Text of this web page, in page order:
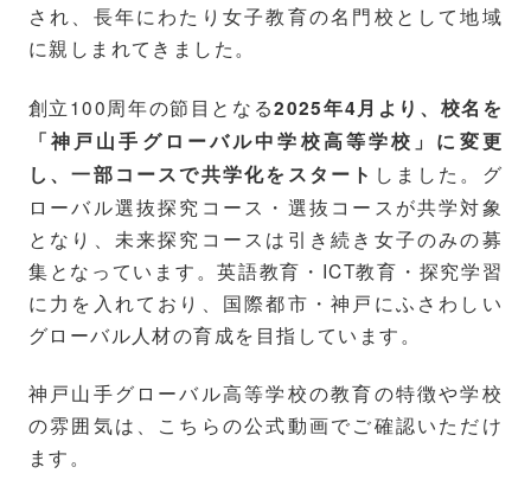
され、長年にわたり女子教育の名門校として地域
に親しまれてきました。
創立100周年の節目となる2025年4月より、校名を
「神戸山手グローバル中学校高等学校」に変更
し、一部コースで共学化をスタート しました。グ
ローバル選抜探究コース・選抜コースが共学対象
となり、未来探究コースは引き続き女子のみの募
集となっています。英語教育・ICT教育・探究学習
に力を入れており、国際都市・神戸にふさわしい
グローバル人材の育成を目指しています。
神戸山手グローバル高等学校の教育の特徴や学校
の雰囲気は、こちらの公式動画でご確認いただけ
ます。